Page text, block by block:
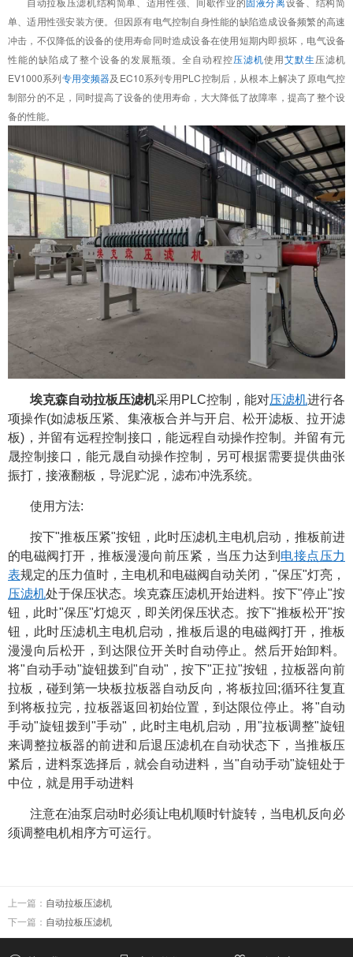
单、适用性强安装方便。但因原有电气控制自身性能的缺陷造成设备频繁的高速
冲击，不仅降低的设备的使用寿命同时造成设备在使用短期内即损坏，电气设备
性能的缺陷成了整个设备的发展瓶颈。全自动程控压滤机使用艾默生压滤机
EV1000系列专用变频器及EC10系列专用PLC控制后，从根本上解决了原电气控
制部分的不足，同时提高了设备的使用寿命，大大降低了故障率，提高了整个设
备的性能。
埃克森自动拉板压滤机采用PLC控制，能对压滤机进行各
项操作(如滤板压紧、集液板合并与开启、松开滤板、拉开滤
板)，并留有远程控制接口，能远程自动操作控制。并留有元
晟控制接口，能元晟自动操作控制，另可根据需要提供曲张
振打，接液翻板，导泥贮泥，滤布冲洗系统。
使用方法:
按下"推板压紧"按钮，此时压滤机主电机启动，推板前进
的电磁阀打开，推板漫漫向前压紧，当压力达到 电接点压力
表规定的压力值时，主电机和电磁阀自动关闭，"保压"灯亮，
压滤机处于保压状态。埃克森压滤机开始进料。 按下"停止"按
钮，此时"保压"灯熄灭，即关闭保压状态。 按下"推板松开"按
钮，此时压滤机主电机启动，推板后退的电磁阀打开，推板
漫漫向后松开，到达限位开关时自动停止。然后开始卸料。
将"自动手动"旋钮拨到"自动"，按下"正拉"按钮，拉板器向前
拉板，碰到第一块板拉板器自动反向，将板拉回;循环往复直
到将板拉完，拉板器返回初始位置，到达限位停止。将"自动
手动"旋钮拨到"手动"，此时主电机启动，用"拉板调整"旋钮
来调整拉板器的前进和后退 压滤机在自动状态下，当推板压
紧后，进料泵选择后，就会自动进料，当"自动手动"旋钮处于
中位，就是用手动进料
注意在油泵启动时必须让电机顺时针旋转，当电机反向必
须调整电机相序方可运行。
上一篇： 自动拉板压滤机
下一篇： 自动拉板压滤机